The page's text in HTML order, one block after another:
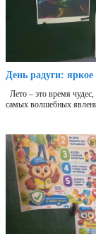
День радуги:
Лето – это время
самых волшебных